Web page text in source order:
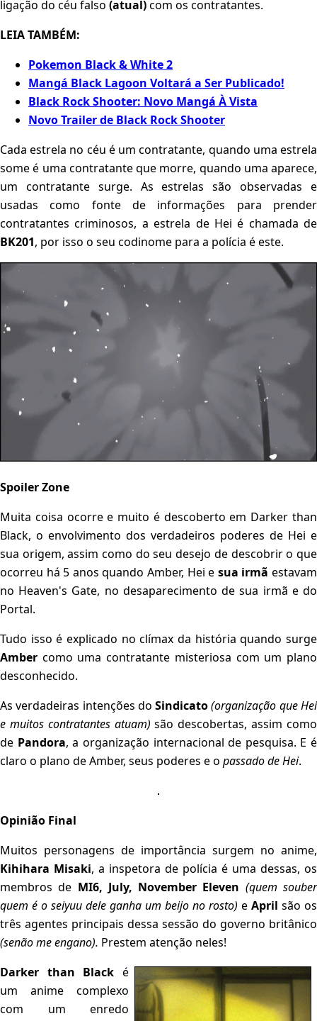
ligação do céu falso (atual)com os contratantes.
LEIA TAMBÉM:
Pokemon Black & White 2
Mangá Black Lagoon Voltará a Ser Publicado!
Black Rock Shooter: Novo Mangá À Vista
Novo Trailer de Black Rock Shooter
Cada estrela no céu é um contratante, quando uma estrela
some é uma contratante que morre, quando uma aparece,
um contratante surge. As estrelas são observadas e
usadas como fonte de informações para prender
contratantes criminosos, a estrela de Hei é chamada de
BK201, por isso o seu codinome para a polícia é este.
Spoiler Zone
Muita coisa ocorre e muito é descoberto em Darker than
Black, o envolvimento dos verdadeiros poderes de Hei e
sua origem, assim como do seu desejo de descobrir o que
ocorreu há 5 anos quando Amber, Hei e sua irmãestavam
no Heaven's Gate, no desaparecimento de sua irmã e do
Portal.
Tudo isso é explicado no clímax da história quando surge
Amber como uma contratante misteriosa com um plano
desconhecido.
As verdadeiras intenções doSindicato(organização que Hei
e muitos contratantes atuam)são descobertas, assim como
de Pandora, a organização internacional de pesquisa. E é
claro o plano de Amber, seus poderes e o passado de Hei.
Opinião Final
Muitos personagens de importância surgem no anime,
Kihihara Misaki, a inspetora de polícia é uma dessas, os
membros de MI6, July, November Eleven (quem souber
quem é o seiyuu dele ganha um beijo no rosto) e April são os
três agentes principais dessa sessão do governo britânico
(senão me engano). Prestem atenção neles!
Darker than Black é
um anime complexo
com um enredo